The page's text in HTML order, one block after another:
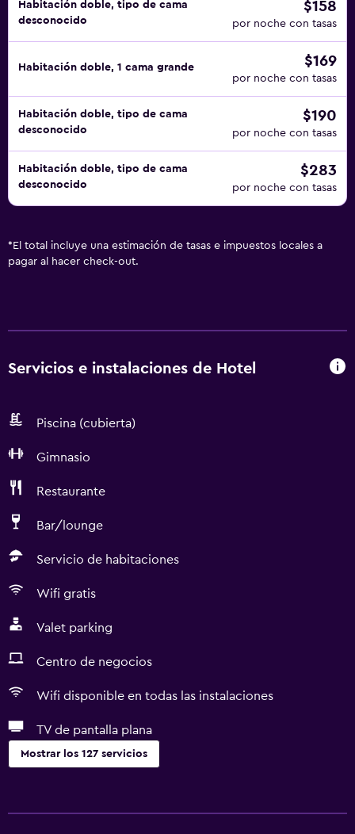
Habitación doble, tipo de cama
desconocido
$158
por noche con tasas
Habitación doble, 1 cama grande $169
por noche con tasas
Habitación doble, tipo de cama
desconocido
$190
por noche con tasas
Habitación doble, tipo de cama
desconocido
$283
por noche con tasas
* El total incluye una estimación de tasas e impuestos locales a
pagar al hacer check-out.
Servicios e instalaciones de Hotel
Piscina (cubierta)
Gimnasio
Restaurante
Bar/lounge
Servicio de habitaciones
Wifi gratis
Valet parking
Centro de negocios
Wifi disponible en todas las instalaciones
TV de pantalla plana
Mostrar los 127 servicios
Cajero automático/banco